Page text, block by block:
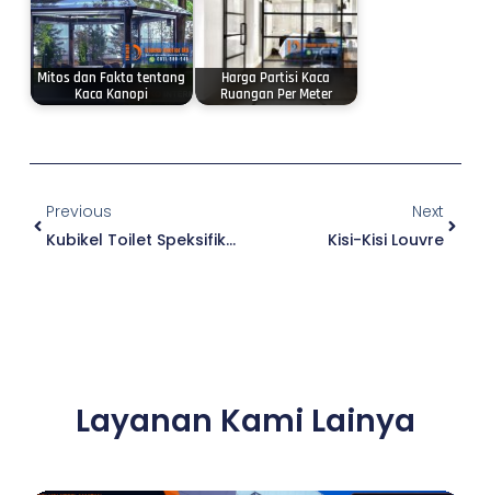
Mitos dan Fakta tentang
Kaca Kanopi
Harga Partisi Kaca
Ruangan Per Meter
Previous
Kubikel Toilet Speksifikasi & Jenis Jenis
Next
Kisi-Kisi Louvre
Layanan Kami Lainya